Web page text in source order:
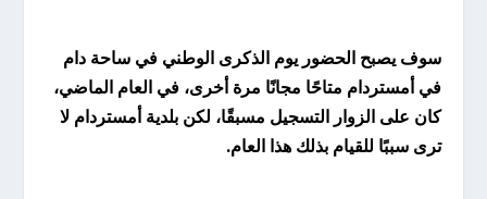
سوف يصبح الحضور يوم الذكرى الوطني في ساحة دام
في أمستردام متاحًا مجانًا مرة أخرى، في العام الماضي،
كان على الزوار التسجيل مسبقًا، لكن بلدية أمستردام لا
ترى سببًا للقيام بذلك هذا العام.